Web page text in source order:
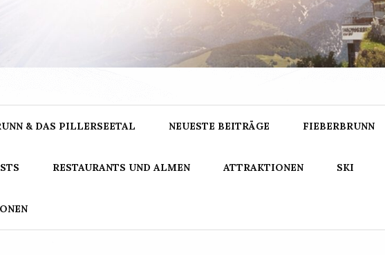
& DAS PILLERSEETAL NEUESTE BEITRÄGE FIEBERBRUNN
RESTAURANTS UND ALMEN ATTRAKTIONEN SKI